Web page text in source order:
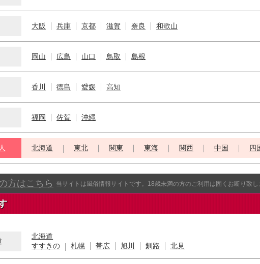
大阪 兵庫 京都 滋賀 奈良 和歌山
岡山 広島 山口 鳥取 島根
香川 徳島 愛媛 高知
福岡 佐賀 沖縄
北海道 東北 関東 東海 関西 中国 四
方はこちら 当サイトは風俗情報サイトです。18歳未満の方のご利用は固くお断り致し
北海道
すすきの
札幌 帯広 旭川 釧路 北見